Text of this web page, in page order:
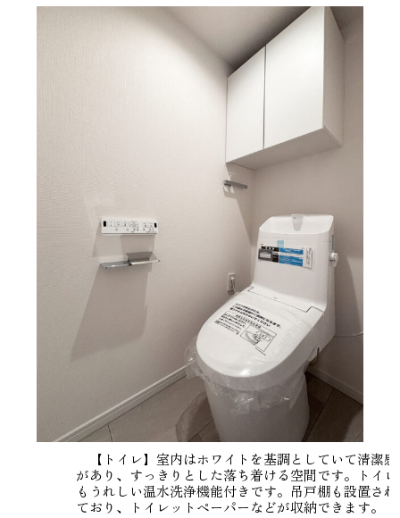
【トイレ】室内はホワイトを基調としていて清潔感
があり、すっきりとした落ち着ける空間です。トイレ
もうれしい温水洗浄機能付きです。吊戸棚も設置され
ており、トイレットペーパーなどが収納できます。